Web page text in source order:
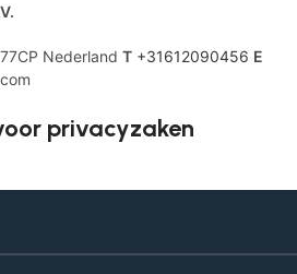
Nederland T +31612090456 E
privacyzaken